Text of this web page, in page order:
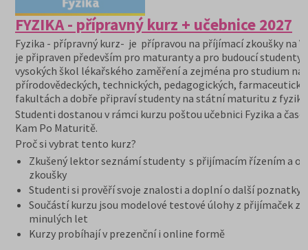
FYZIKA - přípravný kurz + učebnice 2027
Fyzika - přípravný kurz- je přípravou na příjímací zkoušky na
je připraven především pro maturanty a pro budoucí studenty
vysokých škol lékařského zaměření a zejména pro studium na
přírodovědeckých, technických, pedagogických,
fakultách a dobře připraví studenty na státní maturitu z fyziky.
Studenti dostanou v rámci kurzu poštou učebnici Fyzika a
Kam Po Maturitě.
Proč si vybrat tento kurz?
Zkušený lektor seznámí studenty s přijímacím řízením a
zkoušky
Studenti si prověří svoje znalosti a doplní o další poznatky
Součástí kurzu jsou modelové testové úlohy z přijímaček z
minulých let
Kurzy probíhají v prezenční i online formě